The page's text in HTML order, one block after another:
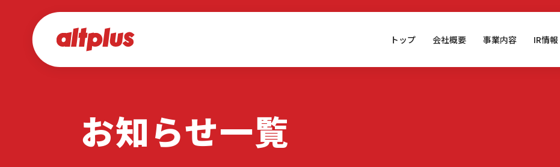
トップ 会社概要 事業内容 IR情報
お知らせ一覧